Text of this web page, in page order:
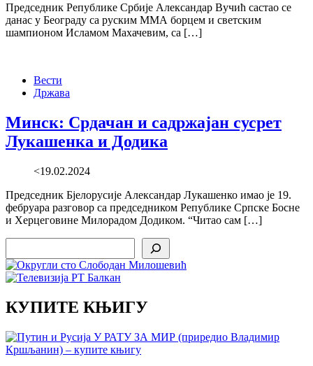
Председник Републике Србије Александар Вучић састао се
данас у Београду са руским ММА борцем и светским
шампионом Исламом Махачевим, са […]
Вести
Држава
Минск: Срдачан и садржајан сусрет
Лукашенка и Додика
<19.02.2024
Председник Бјелорусије Александар Лукашенко имао је 19.
фебруара разговор са председником Републике Српске Босне
и Херцеговине Милорадом Додиком. “Читао сам […]
КУПИТЕ КЊИГУ